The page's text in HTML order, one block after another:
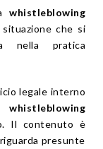
whistleblowing
che si
nella pratica
legale interno
whistleblowing
Il contenuto è
presunte